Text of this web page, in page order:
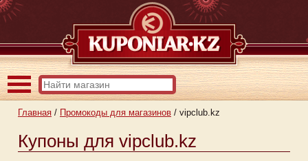
Главная / Промокоды для магазинов / vipclub.kz
Купоны для vipclub.kz